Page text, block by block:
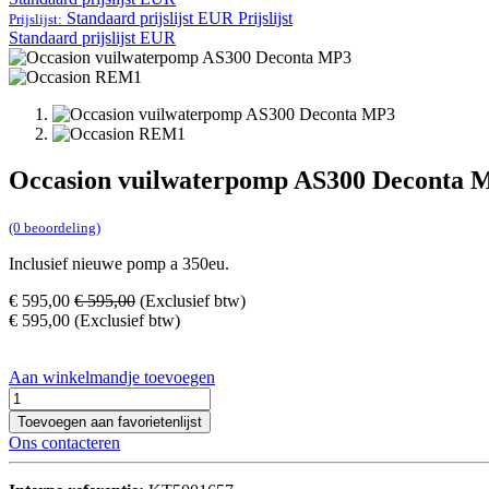
Prijslijst: Standaard prijslijst EUR Prijslijst
Standaard prijslijst EUR
Occasion vuilwaterpomp AS300 Deconta
(0 beoordeling)
Inclusief nieuwe pomp a 350eu.
€ 595,00 €595,00 (Exclusief btw)
€ 595,00 (Exclusief btw)
Aan winkelmandje toevoegen
Toevoegen aan favorietenlijst
Ons contacteren